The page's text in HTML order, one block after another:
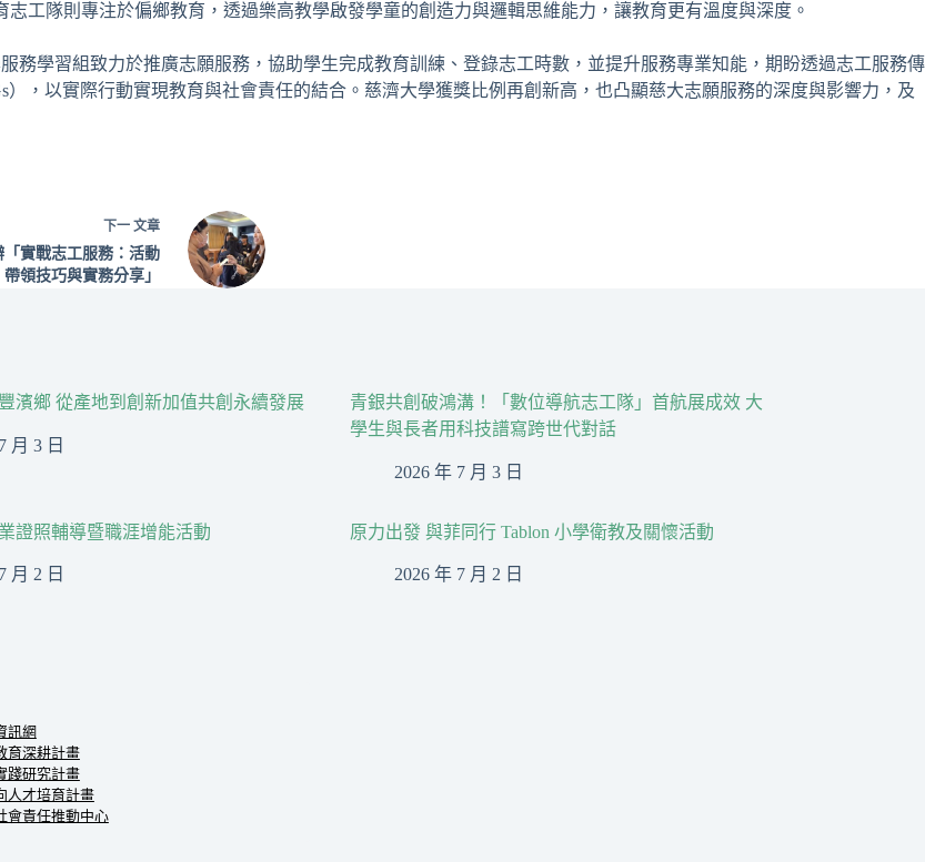
志工隊則專注於偏鄉教育，透過樂高教學啟發學童的創造力與邏輯思維能力，讓教育更有溫度與深度。
務學習組致力於推廣志願服務，協助學生完成教育訓練、登錄志工時數，並提升服務專業知能，期盼透過志工服務傳
），以實際行動實現教育與社會責任的結合。慈濟大學獲獎比例再創新高，也凸顯慈大志願服務的深度與影響力，及
下一 文章
「實戰志工服務：活動
帶領技巧與實務分享」
濱鄉 從產地到創新加值共創永續發展
月 3 日
青銀共創破鴻溝！「數位導航志工隊」首航展成效 大
學生與長者用科技譜寫跨世代對話
2026 年 7 月 3 日
證照輔導暨職涯增能活動
月 2 日
原力出發 與菲同行 Tablon 小學衛教及關懷活動
2026 年 7 月 2 日
訊網
育深耕計畫
踐研究計畫
人才培育計畫
會責任推動中心